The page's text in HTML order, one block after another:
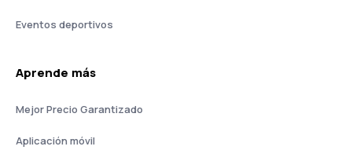
Eventos deportivos
Aprende más
Mejor Precio Garantizado
Aplicación móvil